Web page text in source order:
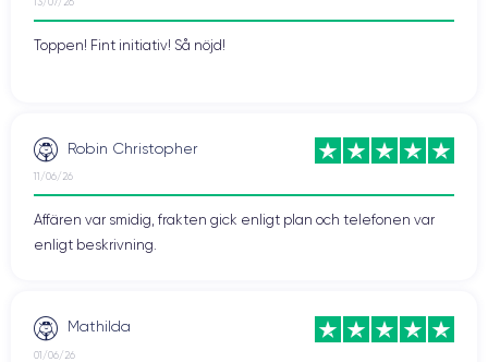
Toppen! Fint initiativ! Så nöjd!
Robin Christopher
11/06/26
Affären var smidig, frakten gick enligt plan och telefonen var
enligt beskrivning.
Mathilda
01/06/26